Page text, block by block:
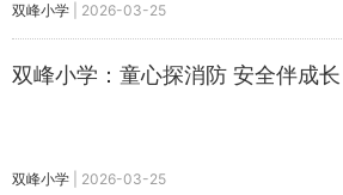
双峰小学 2026-03-25
双峰小学：童心探消防 安全伴成长
双峰小学 2026-03-25